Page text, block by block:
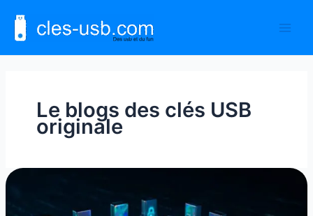
contenu
Le blogs des clés USB
originale